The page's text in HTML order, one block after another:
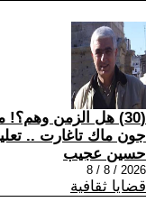
(30) هل الزمن
جون ماك تاغارت ..
حسين عجيب
2026 / 8 / 8
قضايا ثقافية